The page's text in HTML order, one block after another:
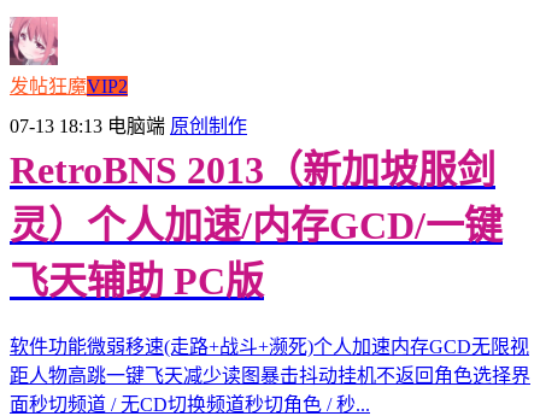
发帖狂魔VIP2
07-13 18:13 电脑端 原创制作
RetroBNS 2013（新加坡服剑
灵）个人加速/内存GCD/一键
飞天辅助 PC版
软件功能微弱移速(走路+战斗+濒死)个人加速内存GCD无限视
距人物高跳一键飞天减少读图暴击抖动挂机不返回角色选择界
面秒切频道 / 无CD切换频道秒切角色 / 秒...